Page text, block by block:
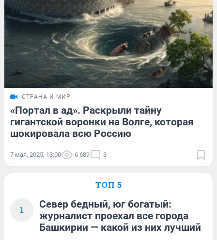
СТРАНА И МИР
«Портал в ад». Раскрыли тайну
гигантской воронки на Волге, которая
шокировала всю Россию
7 мая, 2025, 13:00 6 689 3
ТОП 5
1
Север бедный, юг богатый:
журналист проехал все города
Башкирии — какой из них лучший